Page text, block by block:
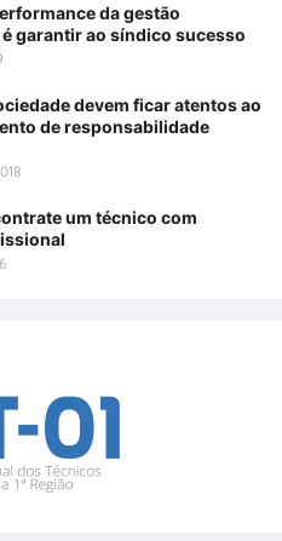
da gestão
garantir ao síndico sucesso
devem ficar atentos ao
de responsabilidade
um técnico com